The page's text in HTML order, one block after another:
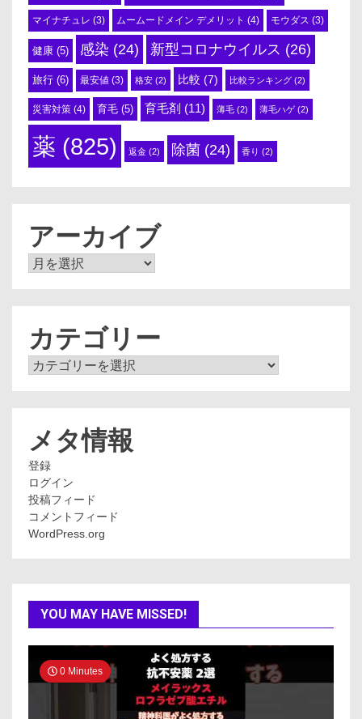
マイナチュレ (3) ムームードメイン デメリット (4) モウダス (3)
健康 (5) 感染 (24) 新型コロナウイルス (26)
旅行 (6) 最安値 (3) 格安 (2) 比較 (7) 比較ランキング (2)
災害対策 (4) 育毛 (5) 育毛剤 (11) 薄毛 (2) 薄毛ハゲ(2)
薬 (825) 返金 (2) 除菌 (24) 香り (2)
アーカイブ
ア
カテゴリー
カ
メタ情報
登録
ログイン
投稿フィード
コメントフィード
WordPress.org
YOU MAY HAVE MISSED!
0 Minutes